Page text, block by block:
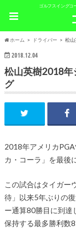
ゴルフスイングコ
ホーム ドライバー 松
2018.12.04
松山英樹2018年
グ
2018年アメリカ
カ・コーラ」を最後
この試合はタイガー
待」以来5年ぶりの
ー通算80勝目に到
保持する最多勝利数